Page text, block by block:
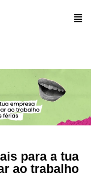
para a tua
ao trabalho